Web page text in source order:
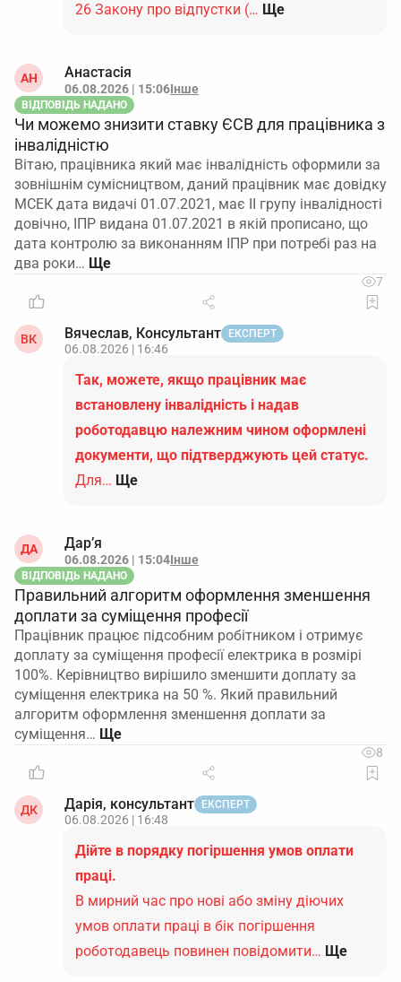
26 Закону про відпустки (… Ще
АН Анастасія
06.08.2026 | 15:06Інше
ВІДПОВІДЬ НАДАНО
Чи можемо знизити ставку ЄСВ для працівника з
інвалідністю
Вітаю, працівника який має інвалідність оформили за
зовнішнім сумісництвом, даний працівник має довідку
МСЕК дата видачі 01.07.2021, має ІІ групу інвалідності
довічно, ІПР видана 01.07.2021 в якій прописано, що
дата контролю за виконанням ІПР при потребі раз на
два роки…
7
ВК Вячеслав, Консультант ЕКСПЕРТ
06.08.2026 | 16:46
Так, можете, якщо працівник має
встановлену інвалідність і надав
роботодавцю належним чином оформлені
документи, що підтверджують цей статус.
Для… Ще
ДА Дар’я
06.08.2026 | 15:04Інше
ВІДПОВІДЬ НАДАНО
Правильний алгоритм оформлення зменшення
доплати за суміщення професії
Працівник працює підсобним робітником і отримує
доплату за суміщення професії електрика в розмірі
100%. Керівництво вирішило зменшити доплату за
суміщення електрика на 50 %. Який правильний
алгоритм оформлення зменшення доплати за
суміщення…
8
ДК Дарія, консультант ЕКСПЕРТ
06.08.2026 | 16:48
Дійте в порядку погіршення умов оплати
праці.
В мирний час про нові або зміну діючих
умов оплати праці в бік погіршення
роботодавець повинен повідомити… Ще